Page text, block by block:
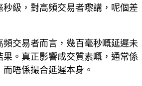
秒級，對高頻交易者嚟講，呢個差
頻交易者而言，幾百毫秒嘅延遲未
。真正影響成交質素嘅，通常係
唔係撮合延遲本身。